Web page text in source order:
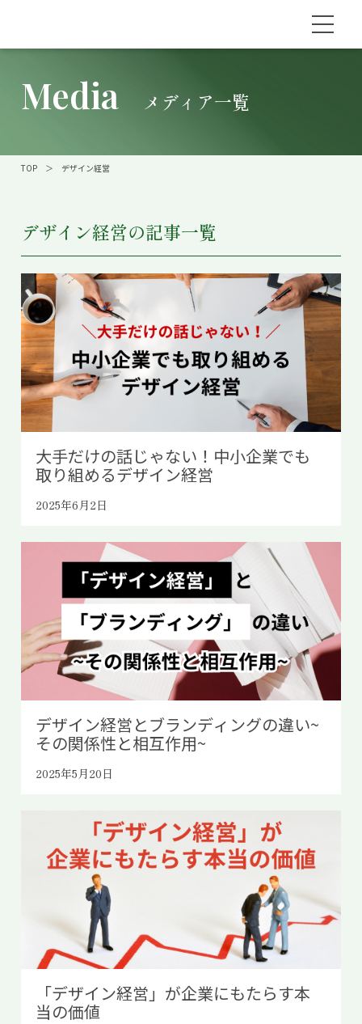
Media メディア一覧
TOP ＞デザイン経営
デザイン経営の記事一覧
大手だけの話じゃない！中小企業でも
取り組めるデザイン経営
2025年6月2日
デザイン経営とブランディングの違い~
その関係性と相互作用~
2025年5月20日
「デザイン経営」が企業にもたらす本
当の価値